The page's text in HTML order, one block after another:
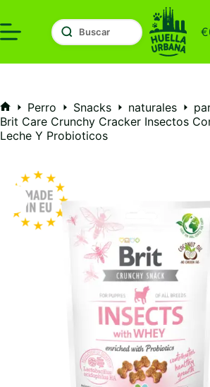
al
contenido
€
Inicio
Perro Snacks naturales
Brit Care Crunchy Cracker Insectos
Leche Y Probioticos